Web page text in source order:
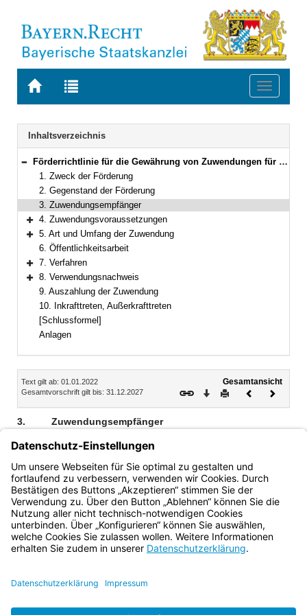
Zur
BAYERN.RECHT
Zur
letzten
Suche
Toggle
Navigation
Inhaltsverzeichnis
Bereich reduzieren
Förderrichtlinie für die Gewährung von Zuwendungen für Baumaßnahmen an Bildungseinrichtungen parteinaher politischer Stiftungen und Vereine
1. Zweck der Förderung
2. Gegenstand der Förderung
3. Zuwendungsempfänger
Bereich erweitern
4. Zuwendungsvoraussetzungen
Bereich erweitern
5. Art und Umfang der Zuwendung
6. Öffentlichkeitsarbeit
Bereich erweitern
7. Verfahren
Bereich erweitern
8. Verwendungsnachweis
9. Auszahlung der Zuwendung
10. Inkrafttreten, Außerkrafttreten
[Schlussformel]
Anlagen
Inhalt
Text gilt ab: 01.01.2022
Gesamtvorschrift gilt bis: 31.12.2027
Gesamtansicht
Download
DruckenVorheriges
3. Zuwendungsempfänger
Zuwendungsempfänger können die in Kapitel 05 05 Titel
684 06 genannten parteinahen politischen Stiftungen und
Vereine sein, soweit sie zum 1. Januar 2022 über eigene
oder angemietete Bildungsstätten verfügen.
Bayern.de
BayernPortal
Impressum